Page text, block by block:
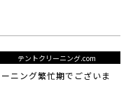
テントクリーニング.com
ニング繁忙期でございま